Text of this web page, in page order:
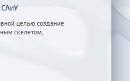
целью создание
скелетом,